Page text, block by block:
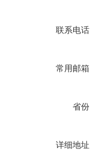
联系电
常用邮
省
详细地